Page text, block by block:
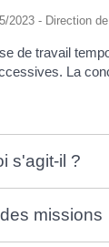
2023 - Direction
de travail
La
s'agit-il ?
missions